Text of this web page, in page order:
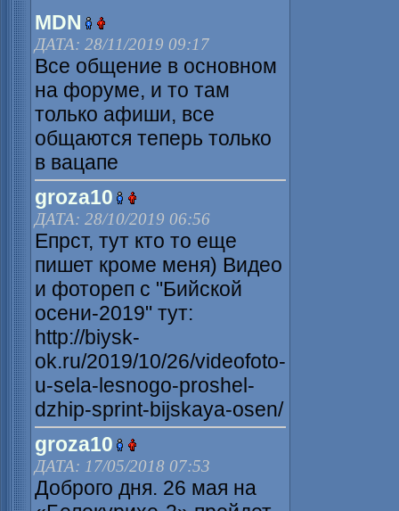
MDN
ДАТА: 28/11/2019 09:17
Все общение в основном
на форуме, и то там
только афиши, все
общаются теперь только
в вацапе
groza10
ДАТА: 28/10/2019 06:56
Епрст, тут кто то еще
пишет кроме меня) Видео
и фотореп с "Бийской
осени-2019" тут:
http://biysk-
ok.ru/2019/10/26/videofoto-
u-sela-lesnogo-proshel-
dzhip-sprint-bijskaya-osen/
groza10
ДАТА: 17/05/2018 07:53
Доброго дня. 26 мая на